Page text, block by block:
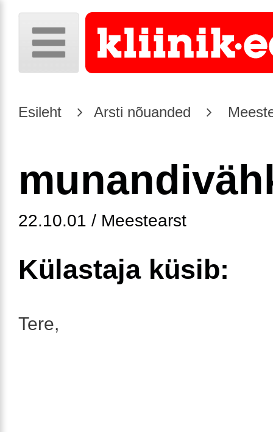
Esileht Arsti nõuanded
22.10.01 / Meestearst
Külastaja küsib:
Tere,